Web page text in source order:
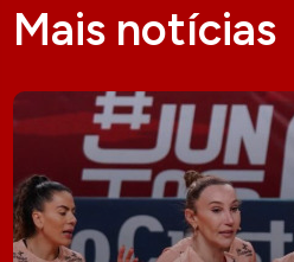
Mais notícias